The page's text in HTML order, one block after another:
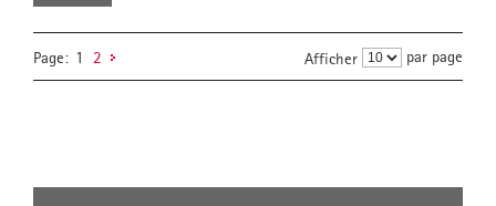
Page: 1 2 Afficher par page